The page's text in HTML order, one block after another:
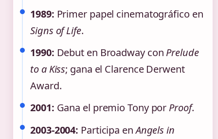
1989: Primer papel cinematográfico en
Signs of Life.
1990: Debut en Broadway con Prelude
to a Kiss; gana el Clarence Derwent
Award.
2001: Gana el premio Tony por Proof.
2003-2004: Participa enAngels in